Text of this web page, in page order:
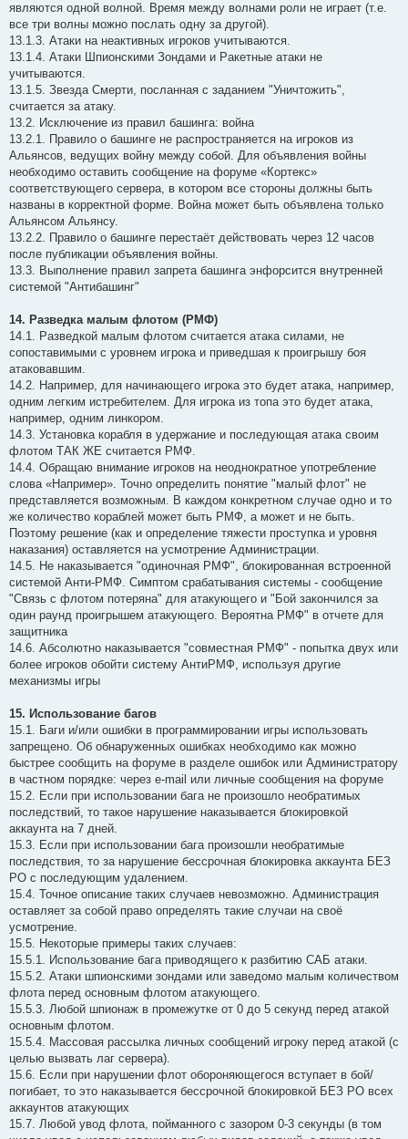
являются одной волной. Время между волнами роли не играет (т.е.
все три волны можно послать одну за другой).
13.1.3. Атаки на неактивных игроков учитываются.
13.1.4. Атаки Шпионскими Зондами и Ракетные атаки не
учитываются.
13.1.5. Звезда Смерти, посланная с заданием "Уничтожить",
считается за атаку.
13.2. Исключение из правил башинга: война
13.2.1. Правило о башинге не распространяется на игроков из
Альянсов, ведущих войну между собой. Для объявления войны
необходимо оставить сообщение на форуме «Кортекс»
соответствующего сервера, в котором все стороны должны быть
названы в корректной форме. Война может быть объявлена только
Альянсом Альянсу.
13.2.2. Правило о башинге перестаёт действовать через 12 часов
после публикации объявления войны.
13.3. Выполнение правил запрета башинга энфорсится внутренней
системой "Антибашинг"
14. Разведка малым флотом (РМФ)
14.1. Разведкой малым флотом считается атака силами, не
сопоставимыми с уровнем игрока и приведшая к проигрышу боя
атаковавшим.
14.2. Например, для начинающего игрока это будет атака, например,
одним легким истребителем. Для игрока из топа это будет атака,
например, одним линкором.
14.3. Установка корабля в удержание и последующая атака своим
флотом ТАК ЖЕ считается РМФ.
14.4. Обращаю внимание игроков на неоднократное употребление
слова «Например». Точно определить понятие "малый флот" не
представляется возможным. В каждом конкретном случае одно и то
же количество кораблей может быть РМФ, а может и не быть.
Поэтому решение (как и определение тяжести проступка и уровня
наказания) оставляется на усмотрение Администрации.
14.5. Не наказывается "одиночная РМФ", блокированная встроенной
системой Анти-РМФ. Симптом срабатывания системы - сообщение
"Связь с флотом потеряна" для атакующего и "Бой закончился за
один раунд проигрышем атакующего. Вероятна РМФ" в отчете для
защитника
14.6. Абсолютно наказывается "совместная РМФ" - попытка двух или
более игроков обойти систему АнтиРМФ, используя другие
механизмы игры
15. Использование багов
15.1. Баги и/или ошибки в программировании игры использовать
запрещено. Об обнаруженных ошибках необходимо как можно
быстрее сообщить на форуме в разделе ошибок или Администратору
в частном порядке: через e-mail или личные сообщения на форуме
15.2. Если при использовании бага не произошло необратимых
последствий, то такое нарушение наказывается блокировкой
аккаунта на 7 дней.
15.3. Если при использовании бага произошли необратимые
последствия, то за нарушение бессрочная блокировка аккаунта БЕЗ
РО с последующим удалением.
15.4. Точное описание таких случаев невозможно. Aдминистрация
оставляет за собой право определять такие случаи на своё
усмотрение.
15.5. Некоторые примеры таких случаев:
15.5.1. Использование бага приводящего к разбитию САБ атаки.
15.5.2. Aтаки шпионскими зондами или заведомо малым количеством
флота перед основным флотом атакующего.
15.5.3. Любой шпионаж в промежутке от 0 до 5 секунд перед атакой
основным флотом.
15.5.4. Массовая рассылка личных сообщений игроку перед атакой (с
целью вызвать лаг сервера).
15.6. Если при нарушении флот обороняющегося вступает в бой/
погибает, то это наказывается бессрочной блокировкой БЕЗ РО всех
аккаунтов атакующих
15.7. Любой увод флота, пойманного с зазором 0-3 секунды (в том